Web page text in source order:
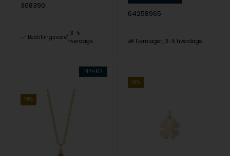
308390
Bestillingsvare
3-5
hverdage
64258965
Fjernlager 3-5 hverdage
NYHED
19%
19%